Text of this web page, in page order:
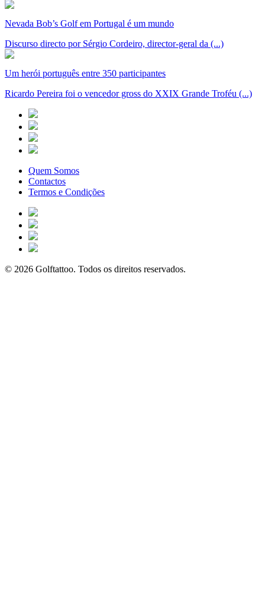
Nevada Bob’s Golf em Portugal é um mundo
Discurso directo por Sérgio Cordeiro, director-geral da (...)
Um herói português entre 350 participantes
Ricardo Pereira foi o vencedor gross do XXIX Grande Troféu (...)
Quem Somos
Contactos
Termos e Condições
© 2026 Golftattoo. Todos os direitos reservados.